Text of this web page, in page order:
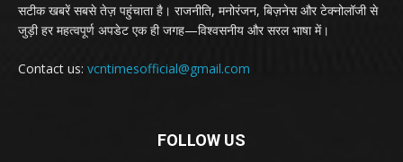
सटीक खबरें सबसे तेज़ पहुंचाता है। राजनीति, मनोरंजन, बिज़नेस और टेक्नोलॉजी से
जुड़ी हर महत्वपूर्ण अपडेट एक ही जगह—विश्वसनीय और सरल भाषा में।
Contact us: vcntimesofficial@gmail.com
FOLLOW US